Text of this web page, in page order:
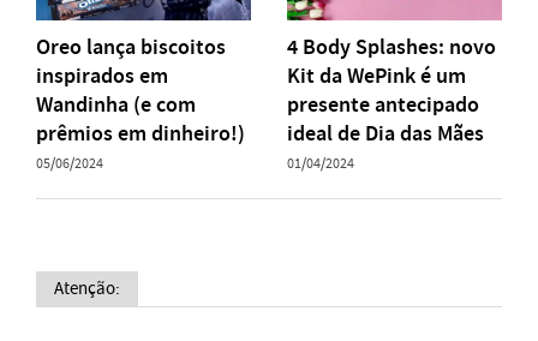
Oreo lança biscoitos
inspirados em
Wandinha (e com
prêmios em dinheiro!)
05/06/2024
4 Body Splashes: novo
Kit da WePink é um
presente antecipado
ideal de Dia das Mães
01/04/2024
Atenção: